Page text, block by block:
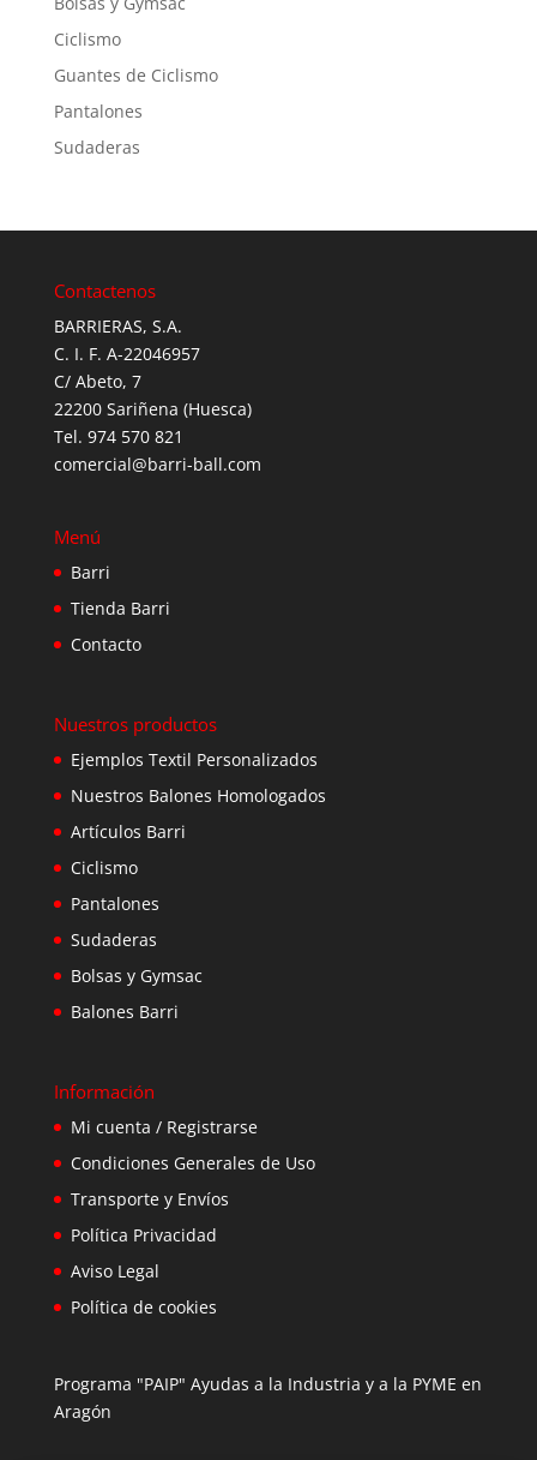
Ciclismo
Guantes de Ciclismo
Pantalones
Sudaderas
Contactenos
BARRIERAS, S.A.
C. I. F. A-22046957
C/ Abeto, 7
22200 Sariñena (Huesca)
Tel. 974 570 821
comercial@barri-ball.com
Menú
Barri
Tienda Barri
Contacto
Nuestros productos
Ejemplos Textil Personalizados
Nuestros Balones Homologados
Artículos Barri
Ciclismo
Pantalones
Sudaderas
Bolsas y Gymsac
Balones Barri
Información
Mi cuenta / Registrarse
Condiciones Generales de Uso
Transporte y Envíos
Política Privacidad
Aviso Legal
Política de cookies
Programa "PAIP" Ayudas a la Industria y a la PYME en
Aragón